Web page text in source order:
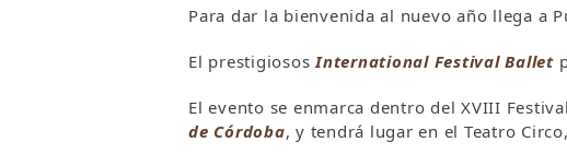
Para dar la bienvenida al nuevo año llega a
El prestigiosos International Festival Ballet
El evento se enmarca dentro del XVIII
de Córdoba, y tendrá lugar en el Teatro